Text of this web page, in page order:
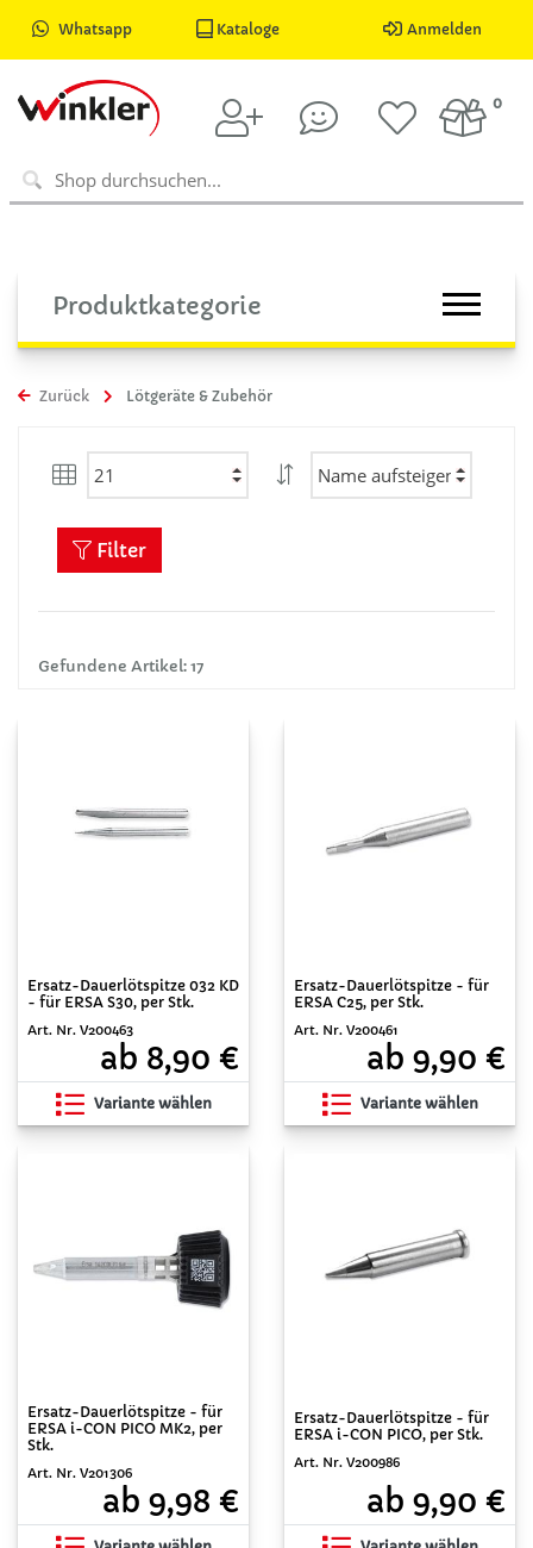
Whatsapp Kataloge Anmelden
0
Produktkategorie
Zurück Lötgeräte & Zubehör
Gefundene Artikel: 17
Filter
Ersatz-Dauerlötspitze 032 KD
- für ERSA S30, per Stk.
Art. Nr. V200463
ab 8,90 €
Variante wählen
Ersatz-Dauerlötspitze - für
ERSA C25, per Stk.
Art. Nr. V200461
ab 9,90 €
Variante wählen
Ersatz-Dauerlötspitze - für
ERSA i-CON PICO MK2, per
Stk.
Art. Nr. V201306
ab 9,98 €
Ersatz-Dauerlötspitze - für
ERSA i-CON PICO, per Stk.
Art. Nr. V200986
ab 9,90 €